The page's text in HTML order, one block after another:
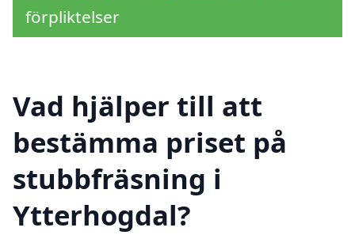
förpliktelser
Vad hjälper till att
bestämma priset på
stubbfräsning i
Ytterhogdal?